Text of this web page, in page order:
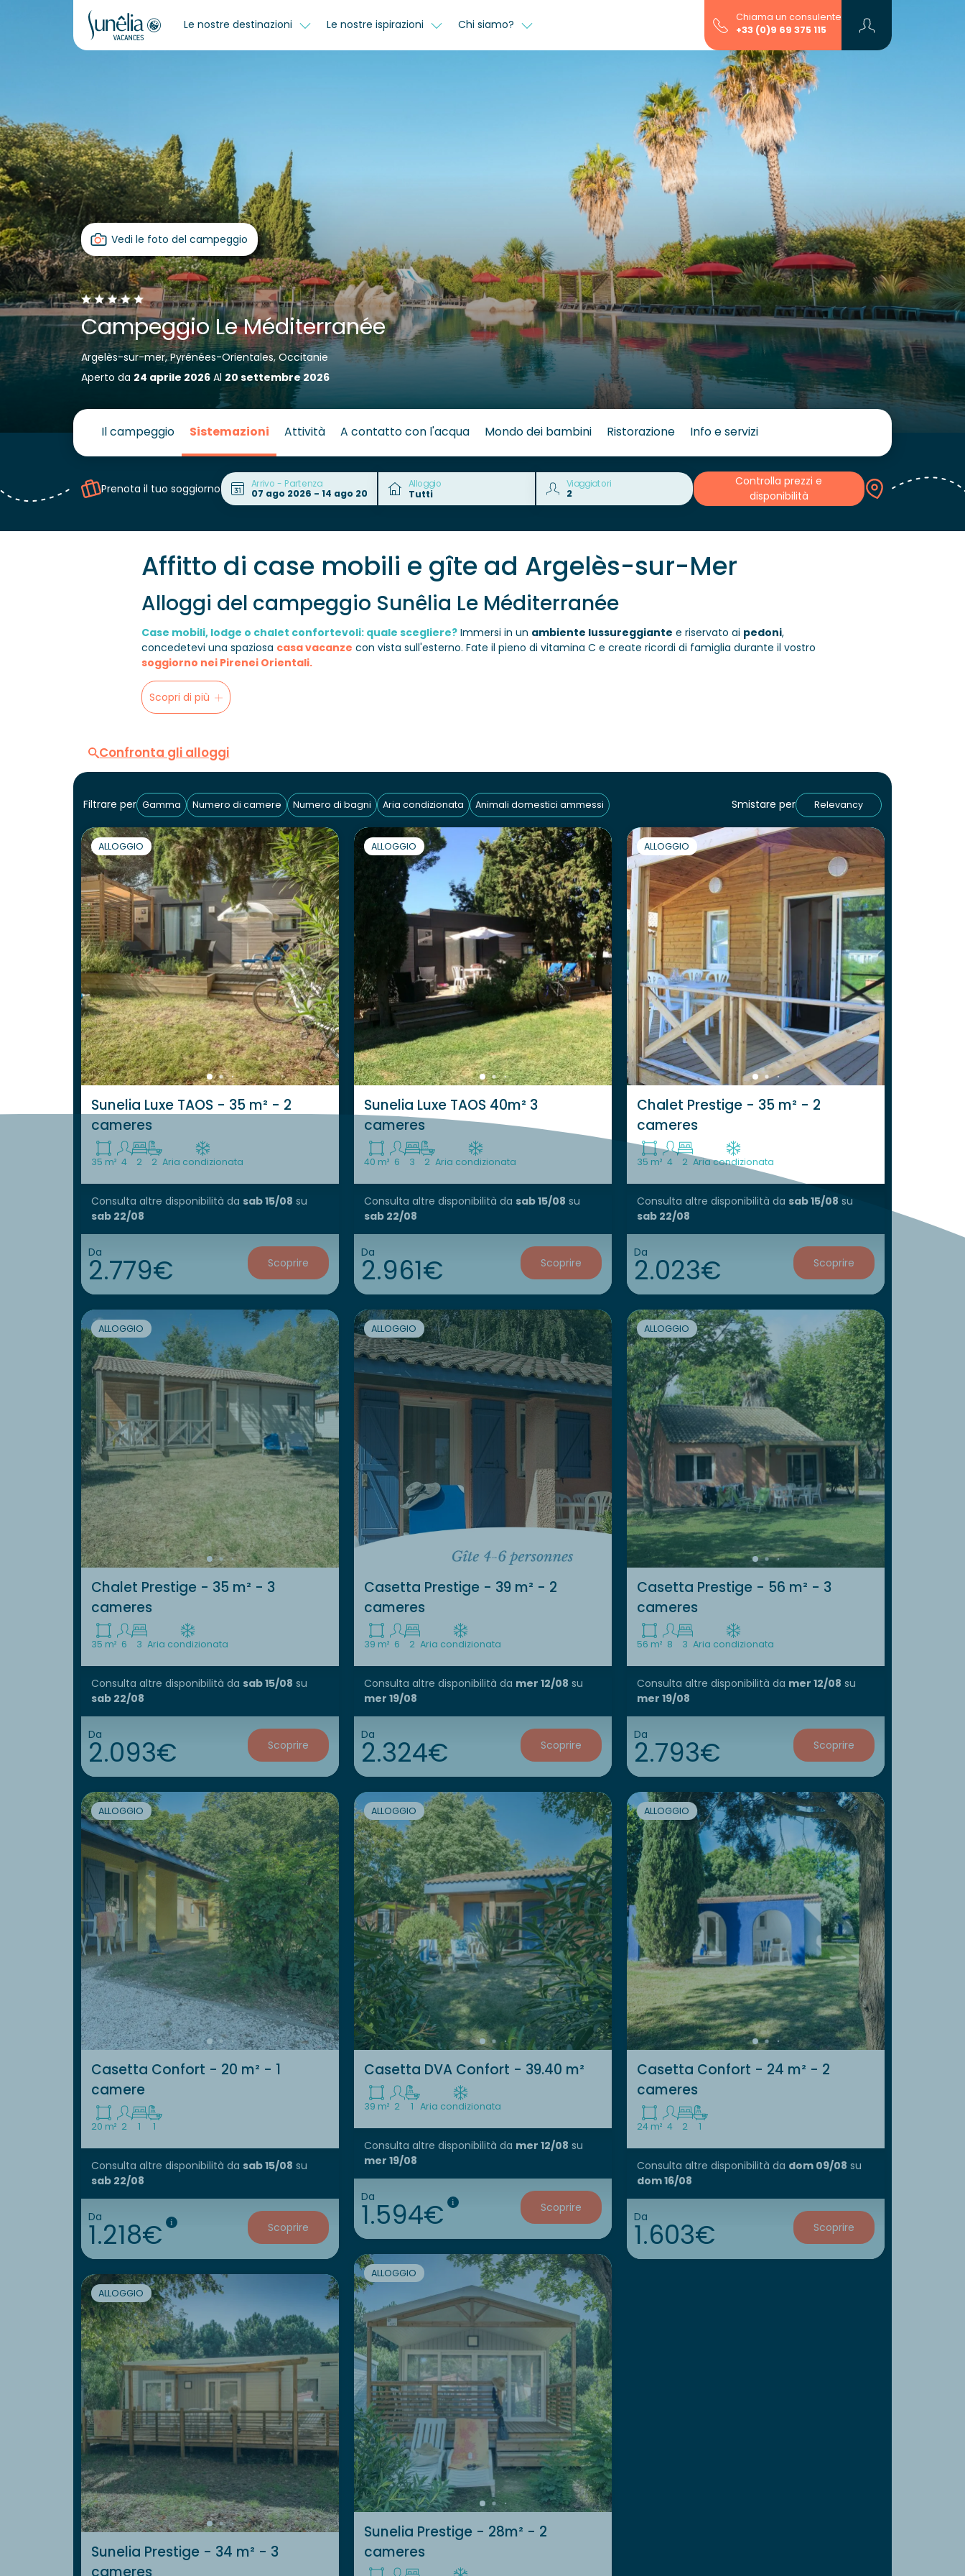
Le nostre destinazioni Le nostre ispirazioni Chi siamo?
Chiama un consulente
+33 (0)9 69 375 115
Vedi le foto del campeggio
Campeggio Le Méditerranée
Argelès-sur-mer, Pyrénées-Orientales, Occitanie
Aperto da 24 aprile 2026Al 20 settembre 2026
Il campeggio Sistemazioni Attività A contatto con l'acqua Mondo dei bambini Ristorazione Info e servizi
Prenota il tuo soggiorno Arrivo - Partenza Alloggio Viaggiatori
Controlla prezzi e
disponibilità
Affitto di case mobili e gîte ad Argelès-sur-Mer
Alloggi del campeggio Sunêlia Le Méditerranée
Case mobili, lodge o chalet confortevoli: quale scegliere?Immersi in un ambiente lussureggiante e riservato ai pedoni,
concedetevi una spaziosa casa vacanze con vista sull'esterno. Fate il pieno di vitamina C e create ricordi di famiglia durante il vostro
soggiorno nei Pirenei Orientali.
Scopri di più
Confronta gli alloggi
Filtrare per Gamma Numero di camere Numero di bagni Aria condizionata Animali domestici ammessi Smistare per Relevancy
ALLOGGIO
Sunelia Luxe TAOS - 35 m² - 2
cameres
35 m² 4 2 2 Aria condizionata
Consulta altre disponibilità da sab 15/08 su
sab 22/08
Da
2.779€ Scoprire
ALLOGGIO
Sunelia Luxe TAOS 40m² 3
cameres
40 m² 6 3 2 Aria condizionata
Consulta altre disponibilità da sab 15/08 su
sab 22/08
Da
2.961€ Scoprire
ALLOGGIO
Chalet Prestige - 35 m² - 2
cameres
35 m² 4 2 Aria condizionata
Consulta altre disponibilità da sab 15/08 su
sab 22/08
Da
2.023€ Scoprire
ALLOGGIO
Chalet Prestige - 35 m² - 3
cameres
35 m² 6 3 Aria condizionata
Consulta altre disponibilità da sab 15/08 su
sab 22/08
Da
2.093€ Scoprire
ALLOGGIO
Casetta Prestige - 39 m² - 2
cameres
39 m² 6 2 Aria condizionata
Consulta altre disponibilità da mer 12/08 su
mer 19/08
Da
2.324€ Scoprire
ALLOGGIO
Casetta Prestige - 56 m² - 3
cameres
56 m² 8 3 Aria condizionata
Consulta altre disponibilità da mer 12/08 su
mer 19/08
Da
2.793€ Scoprire
ALLOGGIO
Casetta Confort - 20 m² - 1
camere
20 m² 2 1 1
Consulta altre disponibilità da sab 15/08 su
sab 22/08
Da
1.218€ i Scoprire
ALLOGGIO
Casetta DVA Confort - 39.40 m²
39 m² 2 1 Aria condizionata
Consulta altre disponibilità da mer 12/08 su
mer 19/08
Da
1.594€ i Scoprire
ALLOGGIO
Casetta Confort - 24 m² - 2
cameres
24 m² 4 2 1
Consulta altre disponibilità da dom 09/08 su
dom 16/08
Da
1.603€ Scoprire
ALLOGGIO
Sunelia Prestige - 28m² - 2
cameres
ALLOGGIO
Sunelia Prestige - 34 m² - 3